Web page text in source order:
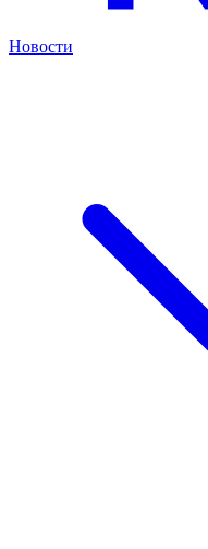
Новости